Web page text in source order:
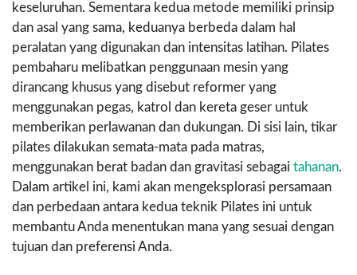
keseluruhan. Sementara kedua metode memiliki prinsip
dan asal yang sama, keduanya berbeda dalam hal
peralatan yang digunakan dan intensitas latihan. Pilates
pembaharu melibatkan penggunaan mesin yang
dirancang khusus yang disebut reformer yang
menggunakan pegas, katrol dan kereta geser untuk
memberikan perlawanan dan dukungan. Di sisi lain, tikar
pilates dilakukan semata-mata pada matras,
menggunakan berat badan dan gravitasi sebagai tahanan.
Dalam artikel ini, kami akan mengeksplorasi persamaan
dan perbedaan antara kedua teknik Pilates ini untuk
membantu Anda menentukan mana yang sesuai dengan
tujuan dan preferensi Anda.